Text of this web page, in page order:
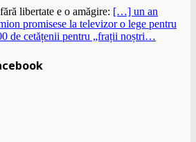
libertate e o amăgire: […] un an
promisese la televizor o lege pentru
de cetățenii pentru „frații noștri…